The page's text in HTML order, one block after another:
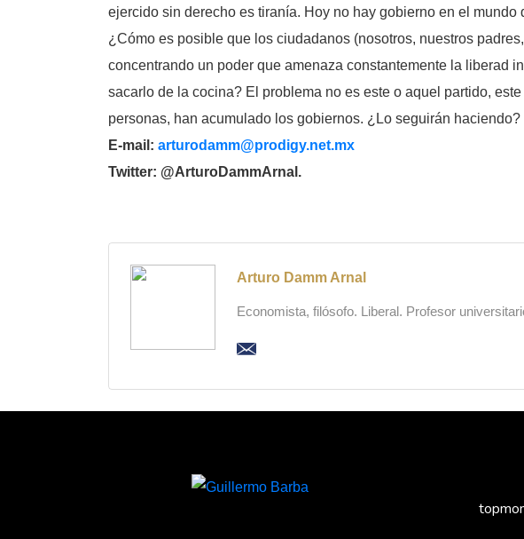
ejercido sin derecho es tiranía. Hoy no hay gobierno en el
¿Cómo es posible que los ciudadanos (nosotros, nuestros
concentrando un poder que amenaza constantemente la liberad
sacarlo de la cocina? El problema no es este o aquel partido,
personas, han acumulado los gobiernos. ¿Lo seguirán haciendo?
E-mail: arturodamm@prodigy.net.mx
Twitter: @ArturoDammArnal.
Arturo Damm Arnal
Economista, filósofo. Liberal. Profesor